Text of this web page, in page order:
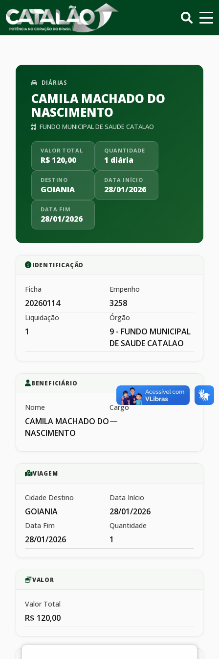
DIÁRIAS
CAMILA MACHADO DO
NASCIMENTO
FUNDO MUNICIPAL DE SAUDE CATALAO
VALOR TOTAL
R$ 120,00
QUANTIDADE
1 diária
DESTINO
GOIANIA
DATA INÍCIO
28/01/2026
DATA FIM
28/01/2026
IDENTIFICAÇÃO
Ficha
20260114
Empenho
3258
Liquidação
1
Órgão
9 - FUNDO MUNICIPAL
DE SAUDE CATALAO
BENEFICIÁRIO
Nome
CAMILA MACHADO DO
NASCIMENTO
Cargo
—
VIAGEM
Cidade Destino
GOIANIA
Data Início
28/01/2026
Data Fim
28/01/2026
Quantidade
1
VALOR
Valor Total
R$ 120,00